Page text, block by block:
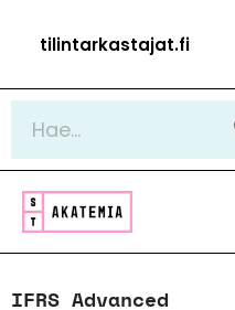
sisältöön
tilintarkastajat.fi
IFRS Advanced